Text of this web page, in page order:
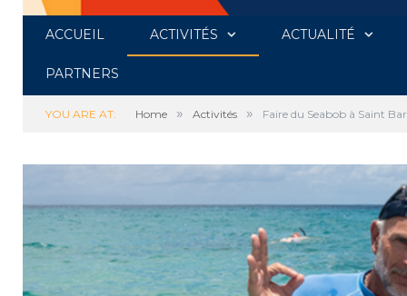
ACCUEIL ACTIVITÉS ACTUALITÉ
PARTNERS
YOU ARE AT: Home » Activités » Faire du Seabob à Saint